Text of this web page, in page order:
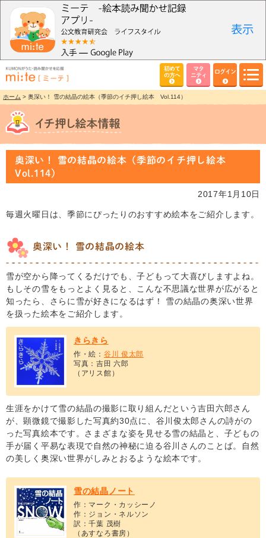
初めて
の方へ
マタ
ニティ
ログイン
ホーム > 奥深い！ 雪の結晶の絵本（季節のイチ押し絵本 Vol.114）
奥深い！ 雪の結晶の絵本（季節のイチ押し絵本
Vol.114）
2017年1月10日
毎週火曜日は、季節にぴったりのおすすめ絵本をご紹介します。
奥深い！ 雪の結晶の絵本
雪が空から降ってくるだけでも、子どもって大喜びしますよね。
もしその雪をもっとよく見ると、こんな不思議な世界が広がると
知ったら、さらに雪が好きになるはず！ 雪の結晶の奥深い世界
を扱った絵本をご紹介します。
きらきら
作・絵： 谷川 俊太郎
写真：吉田 六郎
（アリス館）
生涯をかけて雪の結晶の撮影に取り組んだという吉田六郎さん
が、顕微鏡で撮影した写真約30点に、谷川俊太郎さんの詩がの
った写真絵本です。さまざまな姿を見せる雪の結晶と、子どもの
手が届く平易な表現で自然の神秘に迫る谷川さんのことば。自然
の美しく奥深い世界がしみとおるような絵本です。
雪の結晶ノート
作：マーク・カッシーノ
作：ジョン・ネルソン
訳：千葉 茂樹
（あすなろ書房）